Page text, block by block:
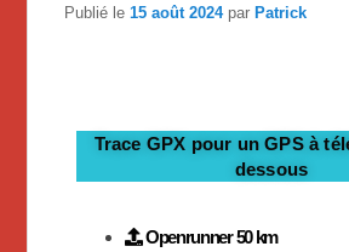
Publié le15 août 2024 par Patrick
Trace GPX pour un GPS à
dessous
Openrunner 50 km